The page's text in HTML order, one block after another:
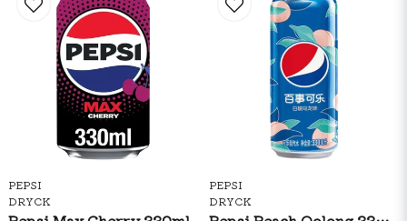
PEPSI
DRYCK
PEPSI
DRYCK